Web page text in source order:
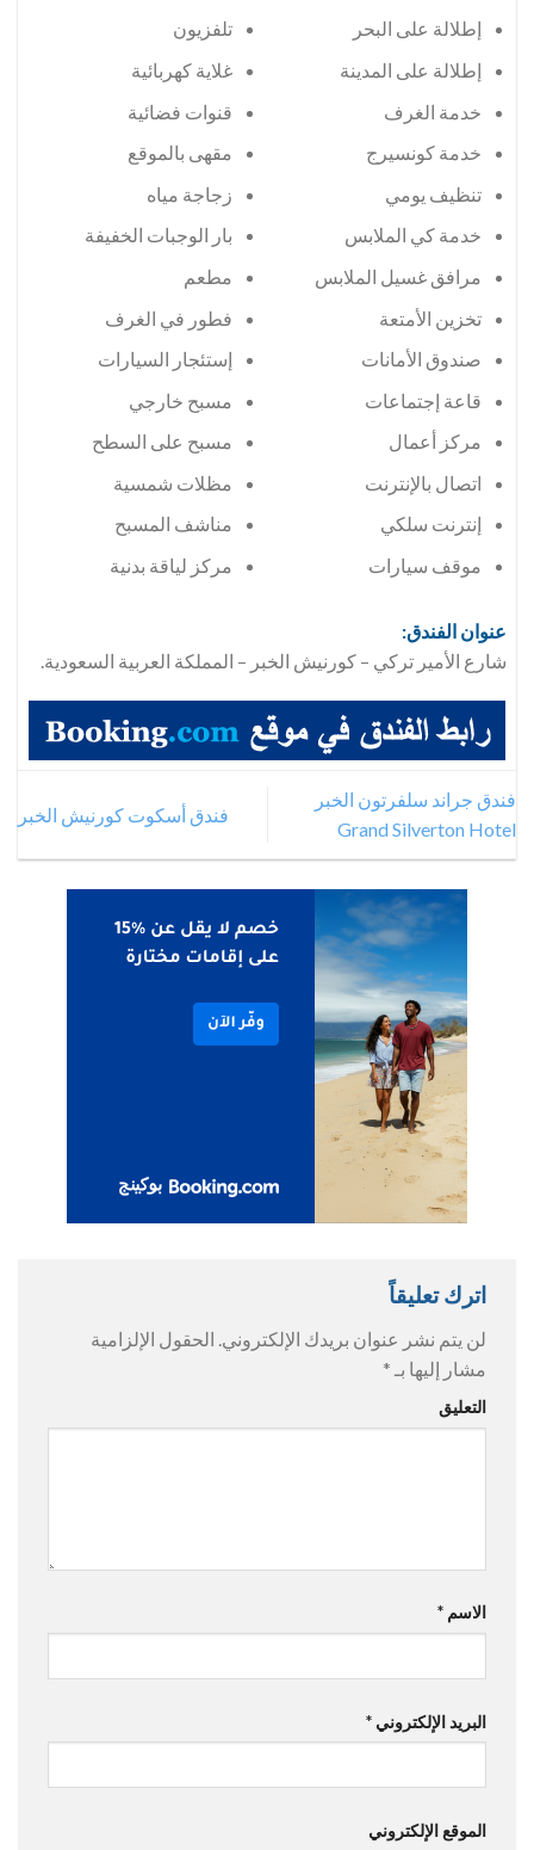
إطلالة على البحر
إطلالة على المدينة
خدمة الغرف
خدمة كونسيرج
تنظيف يومي
خدمة كي الملابس
مرافق غسيل الملابس
تخزين الأمتعة
صندوق الأمانات
قاعة إجتماعات
مركز أعمال
اتصال بالإنترنت
إنترنت سلكي
موقف سيارات
تلفزيون
غلاية كهربائية
قنوات فضائية
مقهى بالموقع
زجاجة مياه
بار الوجبات الخفيفة
مطعم
فطور في الغرف
إستئجار السيارات
مسبح خارجي
مسبح على السطح
مظلات شمسية
مناشف المسبح
مركز لياقة بدنية
عنوان الفندق:
شارع الأمير تركي – كورنيش الخبر – المملكة العربية السعودية.
فندق جراند سلفرتون الخبر
Grand Silverton Hotel
فندق أسكوت كورنيش الخبر
اترك تعليقاً
لن يتم نشر عنوان بريدك الإلكتروني. الحقول الإلزامية
مشار إليها بـ *
التعليق
الاسم *
البريد الإلكتروني *
الموقع الإلكتروني